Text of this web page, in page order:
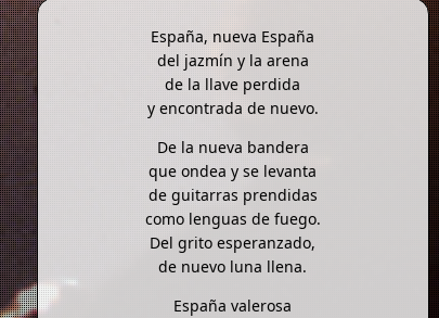
España, nueva España
del jazmín y la arena
de la llave perdida
y encontrada de nuevo.
De la nueva bandera
que ondea y se levanta
de guitarras prendidas
como lenguas de fuego.
Del grito esperanzado,
de nuevo luna llena.
España valerosa